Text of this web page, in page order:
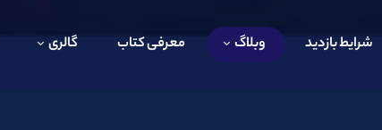
شرایط بازدید وبلاگ معرفی کتاب گالری